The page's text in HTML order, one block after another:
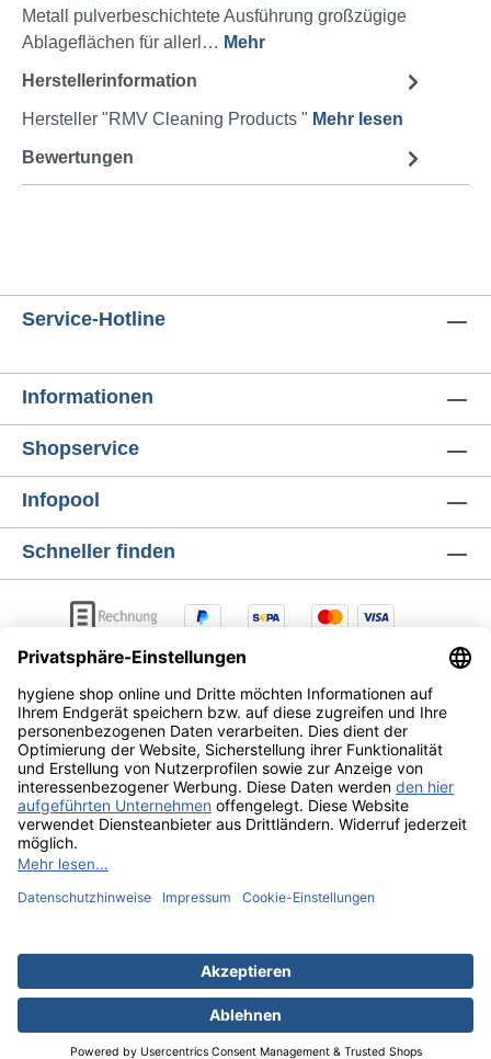
Metall pulverbeschichtete Ausführung großzügige
Ablageflächen für allerl… Mehr
Herstellerinformation
Hersteller "RMV Cleaning Products " Mehr lesen
Bewertungen
Service-Hotline
Informationen
Shopservice
Infopool
Schneller finden
AGB Lieferung & Versandkosten
Zahlungsarten
Versandkostenund ggf. Nachnahmegebühren, wenn nicht
anders angegeben.
Ihr Hygieneonlineshop